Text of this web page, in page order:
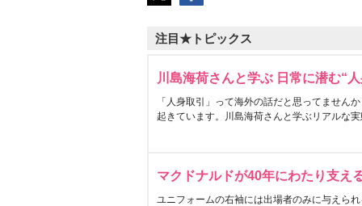
注目★トピックス
川島海荷さんと学ぶ 日常に潜む“
「人身取引」って海外の話だと思ってません
起きています。川島海荷さんと学ぶリアルな
マクドナルドが40年にわたり支え
ユニフォームの右袖には出場者のみに与えら